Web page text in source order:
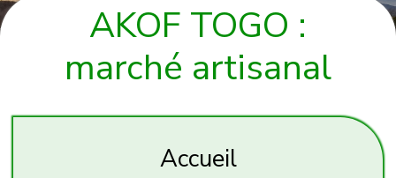
AKOF TOGO :
marché artisanal
Accueil